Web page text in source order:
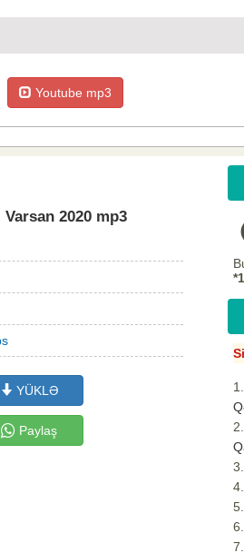
Youtube mp3
2020 mp3
YÜKLƏ
Paylaş